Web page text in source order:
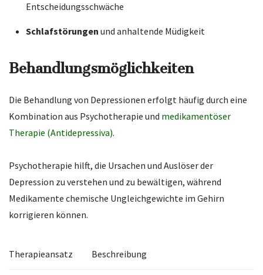
Entscheidungsschwäche
Schlafstörungen und anhaltende Müdigkeit
Behandlungsmöglichkeiten
Die Behandlung von Depressionen erfolgt häufig durch eine
Kombination aus Psychotherapie und medikamentöser
Therapie (Antidepressiva).
Psychotherapie hilft, die Ursachen und Auslöser der
Depression zu verstehen und zu bewältigen, während
Medikamente chemische Ungleichgewichte im Gehirn
korrigieren können.
Therapieansatz Beschreibung